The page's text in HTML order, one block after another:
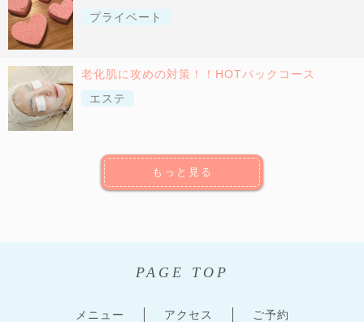
プライベート
老化肌に攻めの対策！！HOTパックコース
エステ
もっと見る
PAGE TOP
メニュー アクセス ご予約